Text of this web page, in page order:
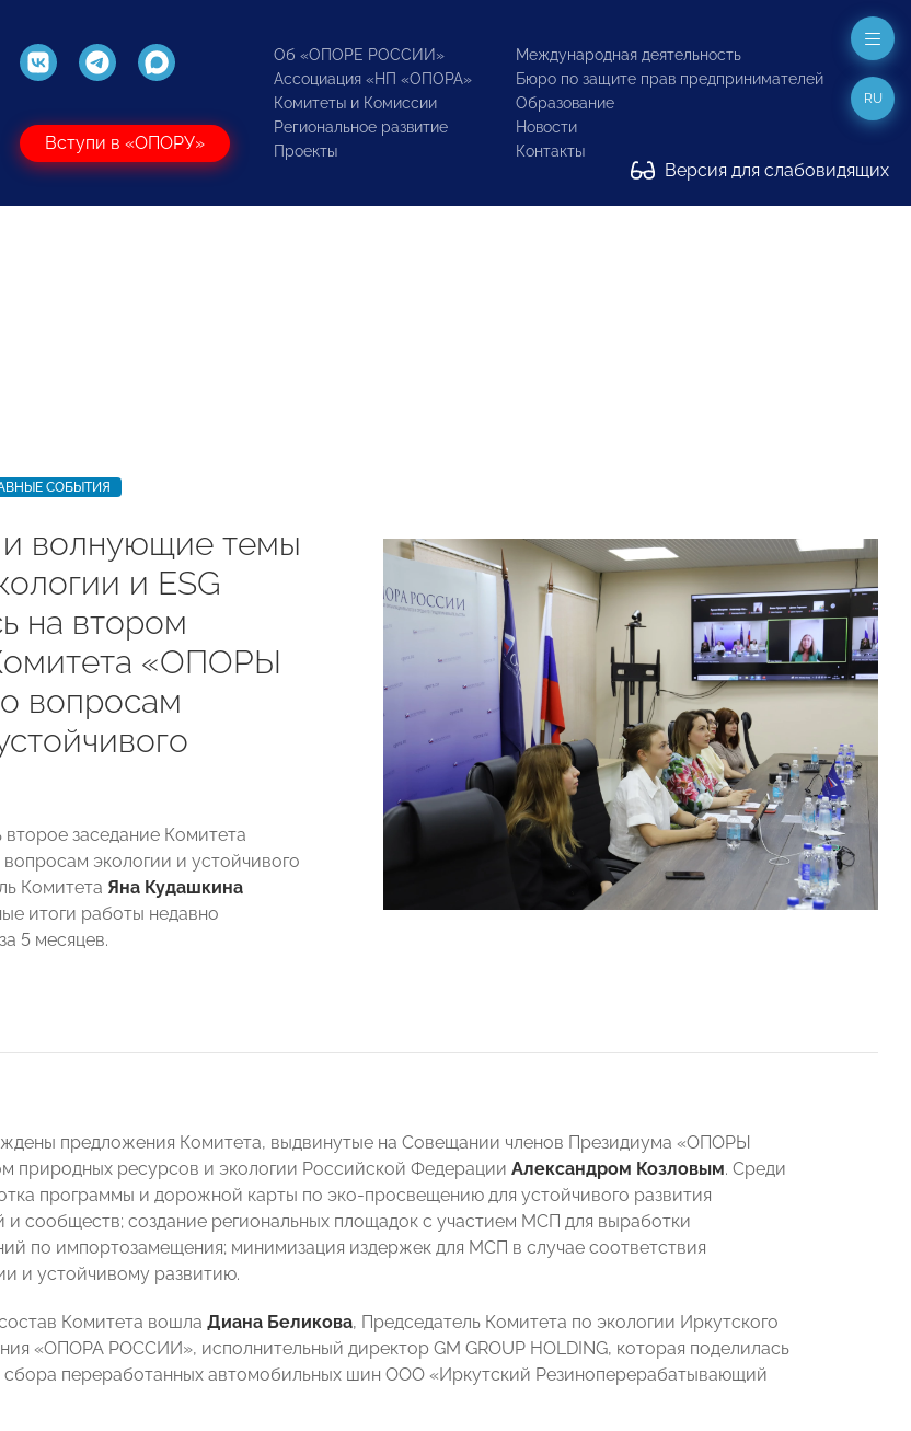
Вступи в «ОПОРУ»
Об «ОПОРЕ РОССИИ»
Ассоциация «НП «ОПОРА»
Комитеты и Комиссии
Региональное развитие
Проекты
Международная деятельность
Бюро по защите прав предпринимателей
Образование
Новости
Контакты
Версия для слабовидящих
RU
СОБЫТИЯ
и волнующие темы
и ESG
на втором
«ОПОРЫ
вопросам
второе заседание Комитета
экологии и устойчивого
Комитета Яна Кудашкина
итоги работы недавно
5 месяцев.
предложения Комитета, выдвинутые на Совещании членов Президиума «ОПОРЫ
ресурсов и экологии Российской Федерации Александром Козловым. Среди
программы и дорожной карты по эко-просвещению для устойчивого развития
и сообществ; создание региональных площадок с участием МСП для выработки
по импортозамещения; минимизация издержек для МСП в случае соответствия
и устойчивому развитию.
Комитета вошла Диана Беликова, Председатель Комитета по экологии Иркутского
«ОПОРА РОССИИ», исполнительный директор GM GROUP HOLDING, которая поделилась
сбора переработанных автомобильных шин ООО «Иркутский Резиноперерабатывающий